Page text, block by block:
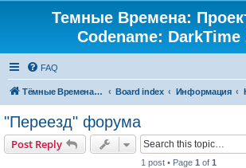
Темные Времена: Проект
Codename: DarkTime
FAQ
Тёмные Времена: Проект 2060 Board index Информация
"Переезд" форума
Post Reply
1 post • Page 1 of 1